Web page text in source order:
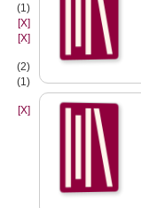
(1)
[X]
[X]
(2)
(1)
[X]